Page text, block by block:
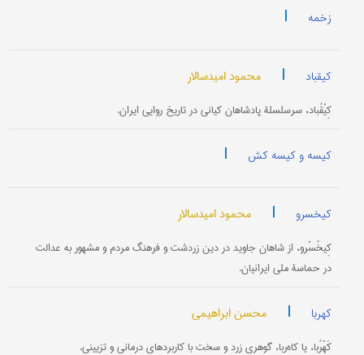
زخمه |
کیقباد | محمود امیدسالار
کِیْقُباد، سرسلسلۀ پادشاهان کیانی در تاریخ روایی ایران.
کیسه و کیسه کش |
کیخسرو | محمود امیدسالار
کِیخُسْرو، از شاهان جاوید در دین زردشت و فرهنگ مردم و مشهور به عدالت
در حماسۀ ملی ایرانیان.
کهربا | محسن ابراهیمی
کَهْرُبا، یا کاه‌ربا، گوهری زرد و سخت با کاربردهای درمانی و تزیینی.